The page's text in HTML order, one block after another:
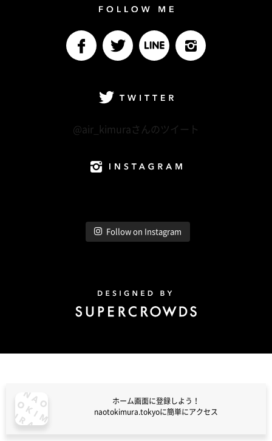
@air_kimuraさんのツイート
Follow on Instagram
ホーム画面に登録しよう！
naotokimura.tokyoに簡単にアクセス